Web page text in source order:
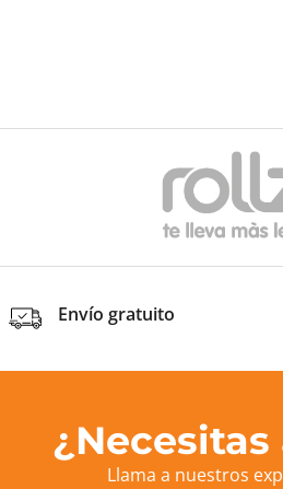
Envío gratuito
¿Necesitas
Llama a nuestros